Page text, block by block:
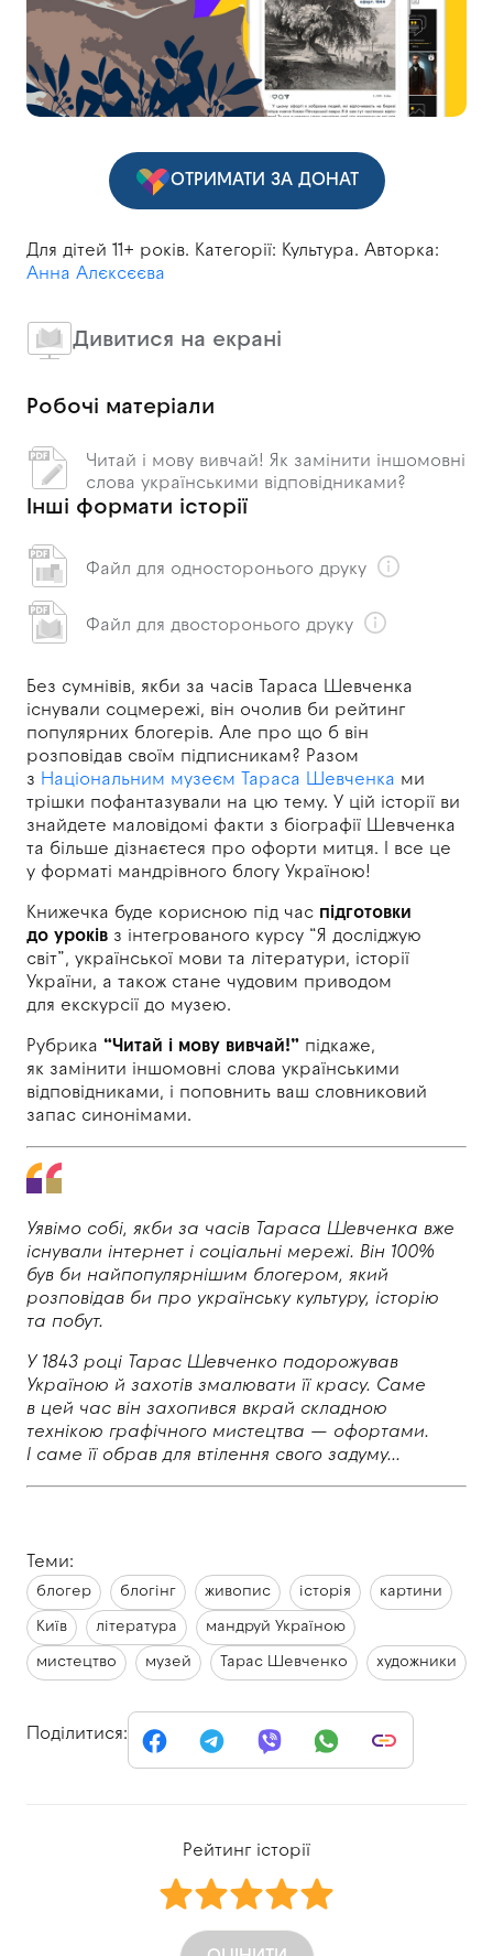
ОТРИМАТИ ЗА ДОНАТ
Для дітей 11+ років. Категорії: Культура. Авторка:
Анна Алєксєєва
Дивитися на екрані
Робочі матеріали
Читай і мову вивчай! Як замінити іншомовні
слова українськими відповідниками?
Інші формати історії
Файл для односторонього друку
Файл для двосторонього друку
Без сумнівів, якби за часів Тараса Шевченка
існували соцмережі, він очолив би рейтинг
популярних блогерів. Але про що б він
розповідав своїм підписникам? Разом
з Національним музеєм Тараса Шевченка ми
трішки пофантазували на цю тему. У цій історії ви
знайдете маловідомі факти з біографії Шевченка
та більше дізнаєтеся про офорти митця. І все це
у форматі мандрівного блогу Україною!
Книжечка буде корисною під час підготовки
до уроків з інтегрованого курсу “Я досліджую
світ”, української мови та літератури, історії
України, а також стане чудовим приводом
для екскурсії до музею.
Рубрика “Читай і мову вивчай!” підкаже,
як замінити іншомовні слова українськими
відповідниками, і поповнить ваш словниковий
запас синонімами.
Уявімо собі, якби за часів Тараса Шевченка вже
існували інтернет і соціальні мережі. Він 100%
був би найпопулярнішим блогером, який
розповідав би про українську культуру, історію
та побут.
У 1843 році Тарас Шевченко подорожував
Україною й захотів змалювати її красу. Саме
в цей час він захопився вкрай складною
технікою графічного мистецтва — офортами.
І саме її обрав для втілення свого задуму...
Теми:
блогер блогінг живопис історія картини
Київ література мандруй Україною
мистецтво музей Тарас Шевченко художники
Поділитися:
Рейтинг історії